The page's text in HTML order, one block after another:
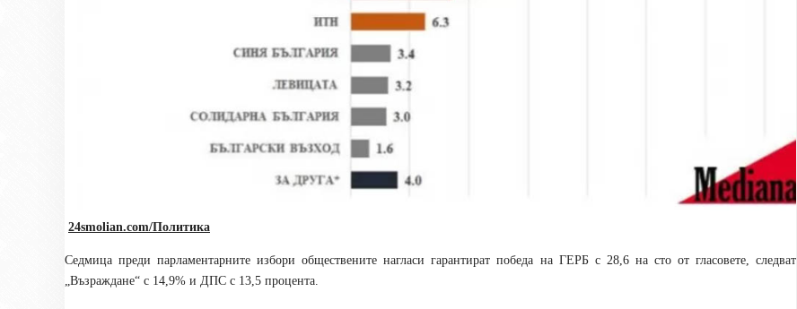
24smolian.com/Политика
Седмица преди парламентарните избори обществените нагласи гарантират победа на ГЕРБ с 28,6 на сто от гласовете, следват
„Възраждане“ с 14,9% и ДПС с 13,5 процента.